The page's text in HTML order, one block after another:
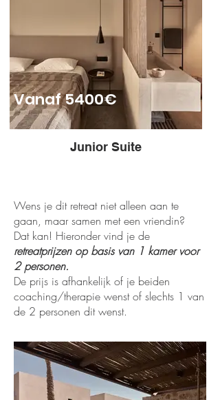
Junior Suite
Vanaf 5400€
Wens je dit retreat niet alleen aan te
gaan, maar samen met een vriendin?
Dat kan! Hieronder vind je de
retreatprijzen op basis van 1 kamer voor
2 personen.
De prijs is afhankelijk of je beiden
coaching/therapie wenst of slechts 1 van
de 2 personen dit wenst.